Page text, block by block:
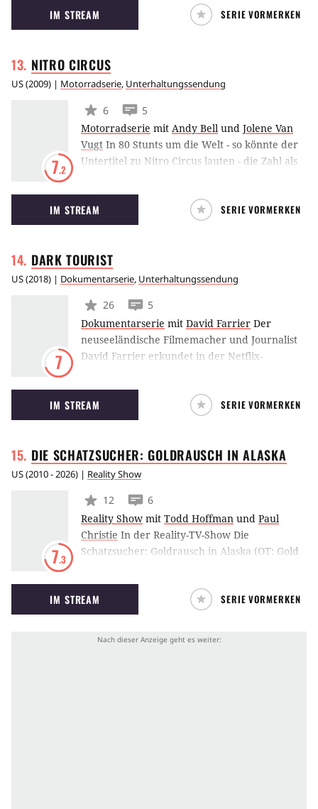
Bravo ausgestrahlt wurde. Netflix hat eine
neue Truppe der Fab Five
um Amerika wieder fabelhaft zu machen.
IM STREAM SERIE VORMERKEN
NITROCIRCUS
US(2009) | Motorradserie, Unterhaltungssendung
7.2
6
5
Motorradserie mit Andy Bell und Jolene Van
Vugt In 80 Stunts um die Welt - so könnte der
Untertitel zu Nitro Circus lauten - die Zahl als
könnte ein weiterer Name für Nitro Circus
sein - denn dass Adrenalin durch den Körper
von Travis Pastrana und sein Team zirkuliert,
Überstehen der waghalsigen Stunts in
verschiedenen Disziplinen wie Dirt- oder
IM STREAM SERIE VORMERKEN
DARKTOURIST
US(2018) | Dokumentarserie, Unterhaltungssendung
7
26
5
Dokumentarserie mit David Farrier Der
neuseeländische Filmemacher und Journalist
David Farrier erkundet in der Netflix-
auch recht makabere Orte. (AH)
IM STREAM SERIE VORMERKEN
DIE SCHATZSUCHER: GOLDRAUSCH INALASKA
US(2010 - 2026) | Reality Show
7.3
12
6
Reality Show mit Todd Hoffman und Paul
Christie In der Reality-TV-Show Die
Schatzsucher: Goldrausch in Alaska (OT: Gold
die Herzen von sechs Männern, die in der
Wildnis von Alaska nach wertvollen
Übergangsmetall suchen. Fortan wird eine
Grenze zum neuen Zuhause von Todd
IM STREAM SERIE VORMERKEN